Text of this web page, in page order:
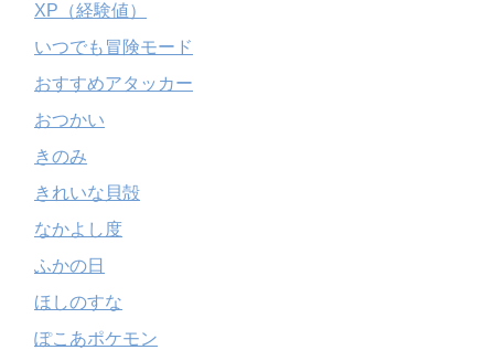
XP（経験値）
いつでも冒険モード
おすすめアタッカー
おつかい
きのみ
きれいな貝殻
なかよし度
ふかの日
ほしのすな
ぽこあポケモン